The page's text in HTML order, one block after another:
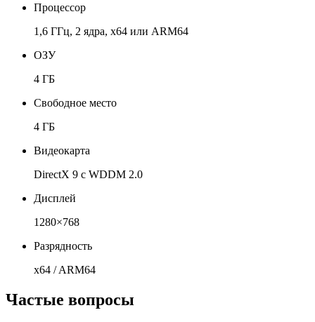
Процессор
1,6 ГГц, 2 ядра, x64 или ARM64
ОЗУ
4 ГБ
Свободное место
4 ГБ
Видеокарта
DirectX 9 с WDDM 2.0
Дисплей
1280×768
Разрядность
x64 / ARM64
Частые вопросы